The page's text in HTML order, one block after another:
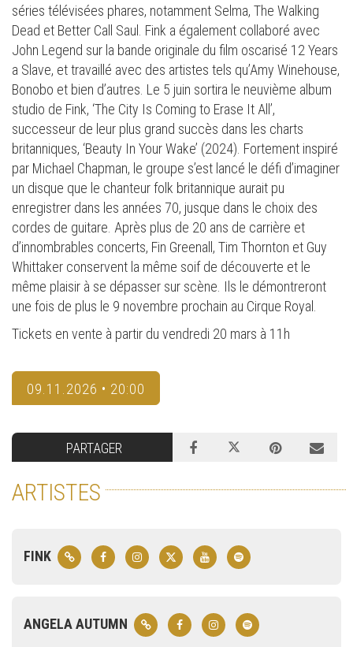
séries télévisées phares, notamment Selma, The Walking
Dead et Better Call Saul. Fink a également collaboré avec
John Legend sur la bande originale du film oscarisé 12 Years
a Slave, et travaillé avec des artistes tels qu’Amy Winehouse,
Bonobo et bien d’autres. Le 5 juin sortira le neuvième album
studio de Fink, ‘The City Is Coming to Erase It All’,
successeur de leur plus grand succès dans les charts
britanniques, ‘Beauty In Your Wake’ (2024). Fortement inspiré
par Michael Chapman, le groupe s’est lancé le défi d’imaginer
un disque que le chanteur folk britannique aurait pu
enregistrer dans les années 70, jusque dans le choix des
cordes de guitare. Après plus de 20 ans de carrière et
d’innombrables concerts, Fin Greenall, Tim Thornton et Guy
Whittaker conservent la même soif de découverte et le
même plaisir à se dépasser sur scène. Ils le démontreront
une fois de plus le 9 novembre prochain au Cirque Royal.
Tickets en vente à partir du vendredi 20 mars à 11h
09.11.2026 • 20:00
PARTAGER
ARTISTES
FINK
ANGELA AUTUMN